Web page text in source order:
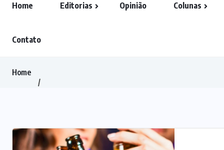
Home Editorias Opinião Colunas
Contato
Home